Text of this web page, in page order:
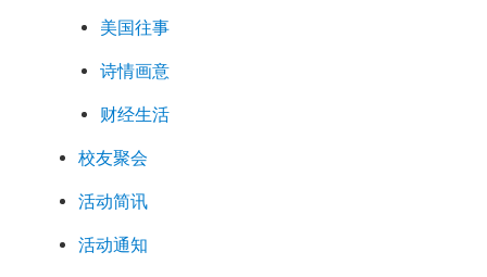
美国往事
诗情画意
财经生活
校友聚会
活动简讯
活动通知